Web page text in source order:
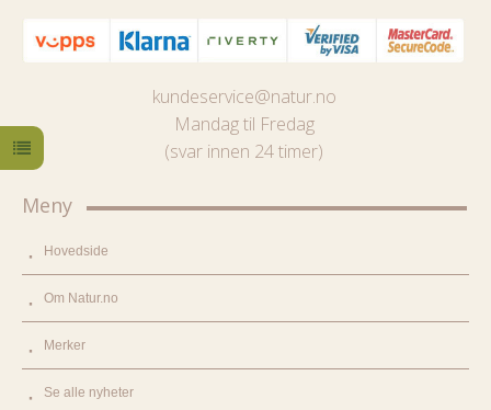
kundeservice@natur.no
Mandag til Fredag
(svar innen 24 timer)
Meny
Hovedside
Om Natur.no
Merker
Se alle nyheter